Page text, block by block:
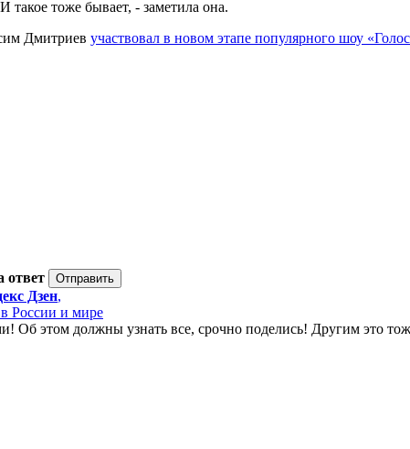
такое тоже бывает, - заметила она.
Дмитриев участвовал в новом этапе популярного шоу
ответ
Дзен,
России и мире
Об этом должны узнать все, срочно поделись! Другим это